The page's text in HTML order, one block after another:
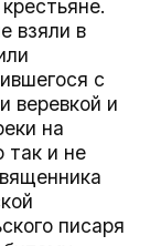
взяли в
с
веревкой и
на
так и не
писаря